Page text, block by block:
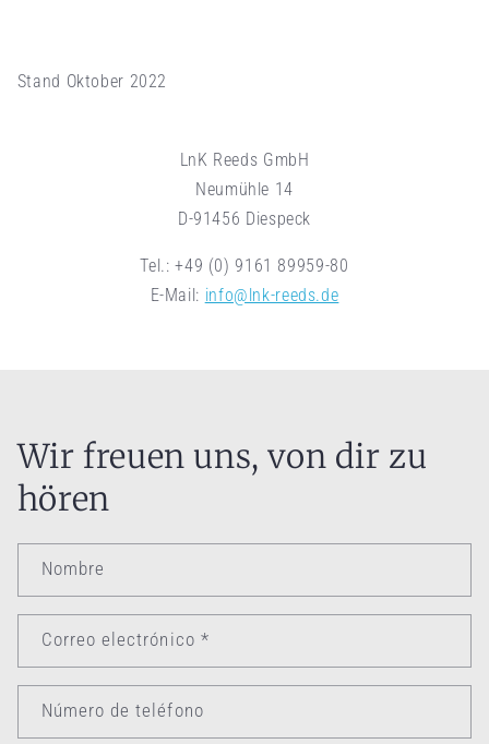
Stand Oktober 2022
LnK Reeds GmbH
Neumühle 14
D-91456 Diespeck
Tel.: +49 (0) 9161 89959-80
E-Mail: info@lnk-reeds.de
Wir freuen uns, von dir zu
hören
Nombre
Correo electrónico *
Número de teléfono